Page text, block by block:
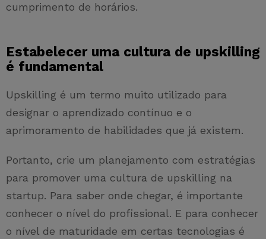
cumprimento de horários.
Estabelecer uma cultura de upskilling
é fundamental
Upskilling é um termo muito utilizado para
designar o aprendizado contínuo e o
aprimoramento de habilidades que já existem.
Portanto, crie um planejamento com estratégias
para promover uma cultura de upskilling na
startup. Para saber onde chegar, é importante
conhecer o nível do profissional. E para conhecer
o nível de maturidade em certas tecnologias é